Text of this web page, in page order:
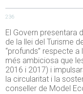
236
El Govern presentara
de la llei del Turisme
“profunds” respecte a
més ambiciosa que
2016 i 2017) i
la circularitat i la
conseller de Model